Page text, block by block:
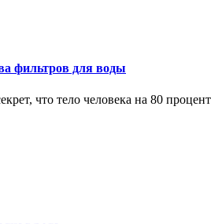
фильтров для воды
что тело человека на 80